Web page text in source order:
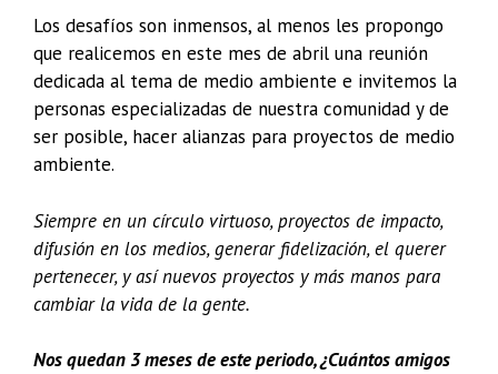
Los desafíos son inmensos, al menos les propongo
que realicemos en este mes de abril una reunión
dedicada al tema de medio ambiente e invitemos la
personas especializadas de nuestra comunidad y de
ser posible, hacer alianzas para proyectos de medio
ambiente.
Siempre en un círculo virtuoso, proyectos de impacto,
difusión en los medios, generar fidelización, el querer
pertenecer, y así nuevos proyectos y más manos para
cambiar la vida de la gente.
Nos quedan 3 meses de este periodo, ¿Cuántos amigos